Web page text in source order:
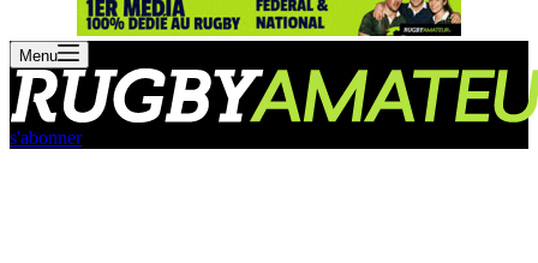
Menu
s'abonner